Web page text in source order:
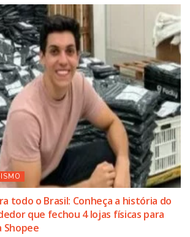
todo o Brasil: Conheça a história do
que fechou 4 lojas físicas para
Shopee